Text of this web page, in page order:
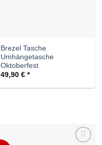
Brezel Tasche
Umhängetasche
Oktoberfest
49,90€